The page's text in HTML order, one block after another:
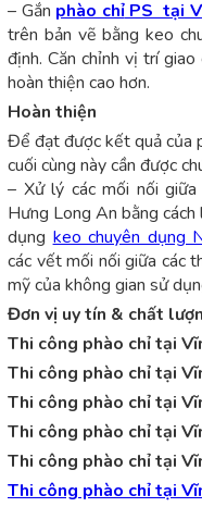
– Gắn phào chỉPS tại
trên bản vẽ bằng keo
định. Căn chỉnh vị trí
hoàn thiện cao hơn.
Hoàn thiện
Để đạt được kết quả của
cuối cùng này cần được
– Xử lý các mối nối giữa
Hưng Long An bằng
dụng keo chuyên dụng
các vết mối nối giữa các
mỹ của không gian sử
Đơn vị uy tín & chất
Thi công phào chỉ tại
Thi công phào chỉ tại
Thi công phào chỉ tại
Thi công phào chỉ tại
Thi công phào chỉ tại
Thi công phào chỉ tại